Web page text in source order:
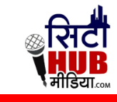
रियल इस्टेट
Videos
Agro